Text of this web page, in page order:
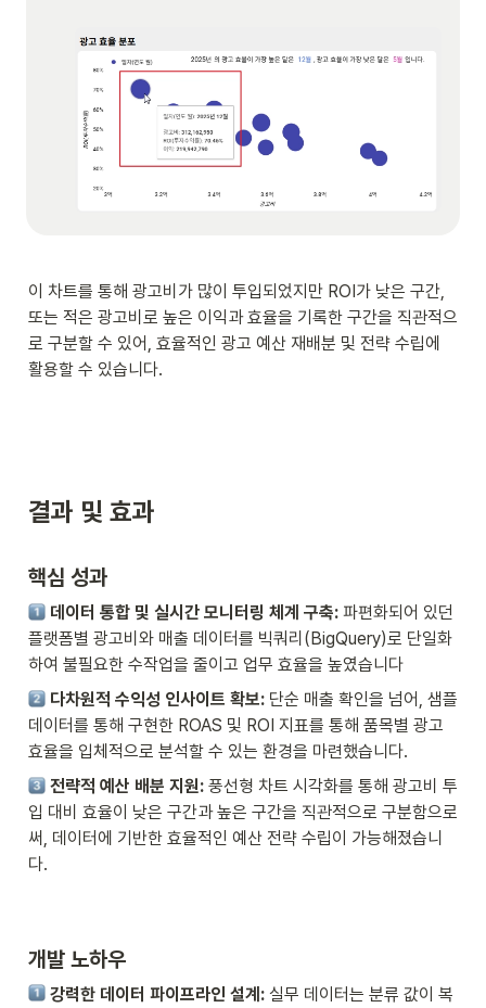
이 차트를 통해 광고비가 많이 투입되었지만 ROI가 낮은 구간,
또는 적은 광고비로 높은 이익과 효율을 기록한 구간을 직관적으
로 구분할 수 있어, 효율적인 광고 예산 재배분 및 전략 수립에
활용할 수 있습니다.
결과 및 효과
핵심 성과
데이터 통합 및 실시간 모니터링 체계 구축: 파편화되어 있던
플랫폼별 광고비와 매출 데이터를 빅쿼리(BigQuery)로 단일화
하여 불필요한 수작업을 줄이고 업무 효율을 높였습니다
다차원적 수익성 인사이트 확보: 단순 매출 확인을 넘어, 샘플
데이터를 통해 구현한 ROAS 및 ROI 지표를 통해 품목별 광고
효율을 입체적으로 분석할 수 있는 환경을 마련했습니다.
전략적 예산 배분 지원: 풍선형 차트 시각화를 통해 광고비 투
입 대비 효율이 낮은 구간과 높은 구간을 직관적으로 구분함으로
써, 데이터에 기반한 효율적인 예산 전략 수립이 가능해졌습니
다.
개발 노하우
강력한 데이터 파이프라인 설계: 실무 데이터는 분류 값이 복